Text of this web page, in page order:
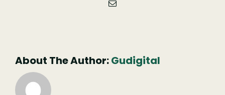
Email
About The Author:Gudigital